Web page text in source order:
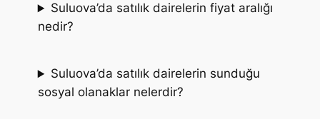
Suluova’da satılık dairelerin fiyat aralığı
nedir?
Suluova’da satılık dairelerin sunduğu
sosyal olanaklar nelerdir?